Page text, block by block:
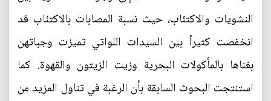
النشويات والاكتئاب، حيث نسبة المصابات بالاكتئاب قد
انخفصت كثيراً بين السيدات اللواتي تميزت وجباتهن
بغناها بالمأكولات البحرية وزيت الزيتون والقهوة. كما
استنتجت البحوث السابقة بأن الرغبة في تناول المزيد من